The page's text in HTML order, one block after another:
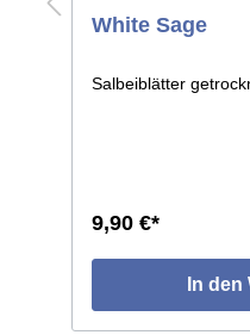
White Sage
Salbeiblätter
9,90 €*
In